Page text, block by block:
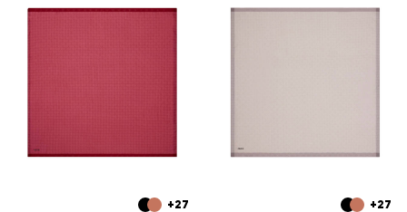
+27 +27